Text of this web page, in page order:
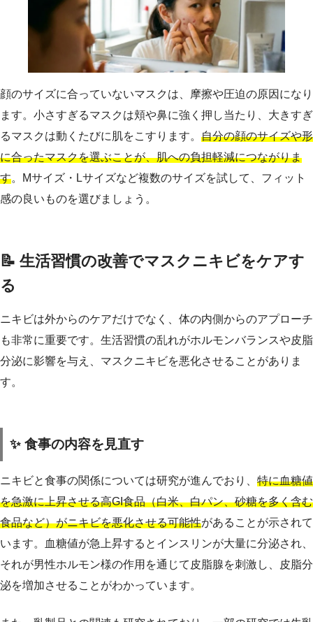
顔のサイズに合っていないマスクは、摩擦や圧迫の原因になり
ます。小さすぎるマスクは頬や鼻に強く押し当たり、大きすぎ
るマスクは動くたびに肌をこすります。 自分の顔のサイズや形
に合ったマスクを選ぶことが、肌への負担軽減につながりま
す。Mサイズ・Lサイズなど複数のサイズを試して、フィット
感の良いものを選びましょう。
📝 生活習慣の改善でマスクニキビをケアす
る
ニキビは外からのケアだけでなく、体の内側からのアプローチ
も非常に重要です。生活習慣の乱れがホルモンバランスや皮脂
分泌に影響を与え、マスクニキビを悪化させることがありま
す。
✨ 食事の内容を見直す
ニキビと食事の関係については研究が進んでおり、 特に血糖値
を急激に上昇させる高GI食品（白米、白パン、砂糖を多く含む
食品など）がニキビを悪化させる可能性があることが示されて
います。血糖値が急上昇するとインスリンが大量に分泌され、
それが男性ホルモン様の作用を通じて皮脂腺を刺激し、皮脂分
泌を増加させることがわかっています。